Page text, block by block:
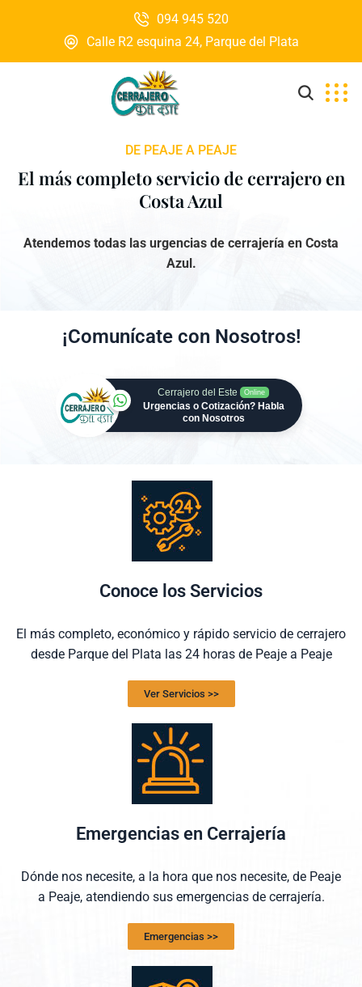
094 945 520
Calle R2 esquina 24, Parque del Plata
DE PEAJE A PEAJE
El más completo servicio de cerrajero en
Costa Azul
Atendemos todas las urgencias de cerrajería en Costa
Azul.
¡Comunícate con Nosotros!
Cerrajero del Este Online
Urgencias o Cotización? Habla
con Nosotros
Conoce los Servicios
El más completo, económico y rápido servicio de cerrajero
desde Parque del Plata las 24 horas de Peaje a Peaje
Ver Servicios >>
Emergencias en Cerrajería
Dónde nos necesite, a la hora que nos necesite, de Peaje
a Peaje, atendiendo sus emergencias de cerrajería.
Emergencias >>